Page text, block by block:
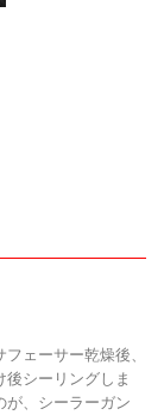
ェーサー乾燥後、
シーリングしま
が、シーラーガン